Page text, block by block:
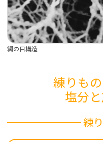
網の目構造
練りもの
塩分
練